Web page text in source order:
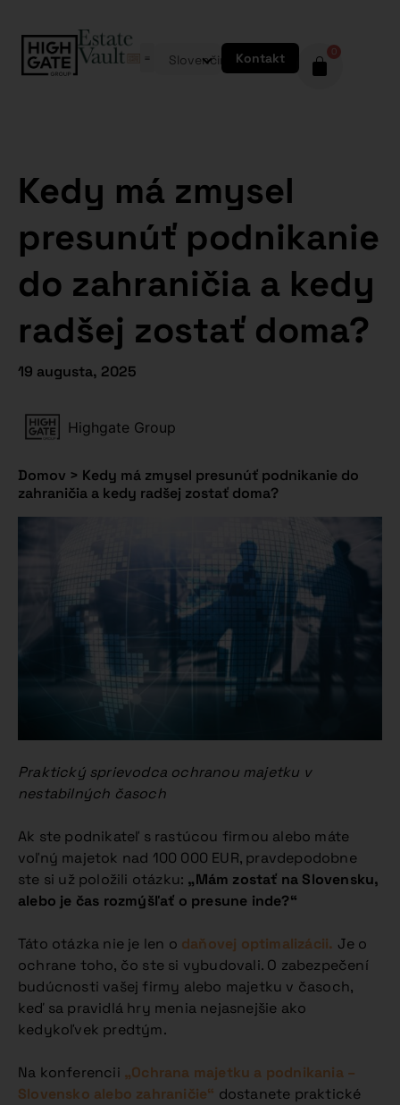
Slovenčina Kontakt 0
Kedy má zmysel
presunúť podnikanie
do zahraničia a kedy
radšej zostať doma?
19 augusta, 2025
Highgate Group
Domov > Kedy má zmysel presunúť podnikanie do
zahraničia a kedy radšej zostať doma?
Praktický sprievodca ochranou majetku v
nestabilných časoch
Ak ste podnikateľ s rastúcou firmou alebo máte
voľný majetok nad 100 000 EUR, pravdepodobne
ste si už položili otázku: „Mám zostať na Slovensku,
alebo je čas rozmýšľať o presune inde?“
Táto otázka nie je len o daňovej optimalizácii. Je o
ochrane toho, čo ste si vybudovali. O zabezpečení
budúcnosti vašej firmy alebo majetku v časoch,
keď sa pravidlá hry menia nejasnejšie ako
kedykoľvek predtým.
Na konferencii „Ochrana majetku a podnikania –
Slovensko alebo zahraničie“ dostanete praktické